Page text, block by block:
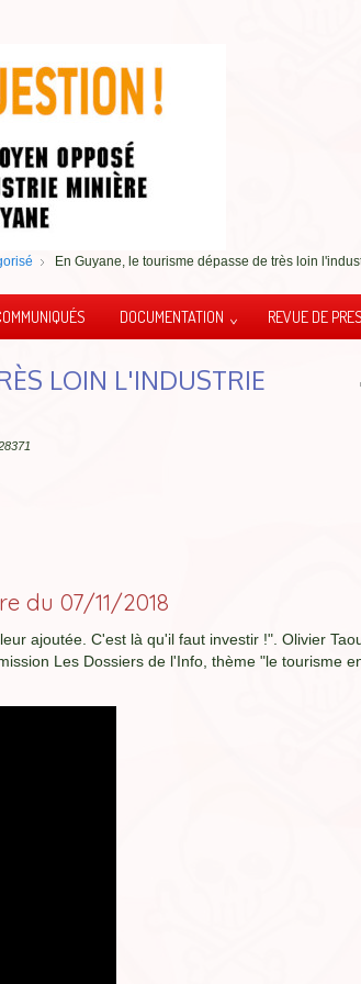
En Guyane, le tourisme dépasse de très loin
DOCUMENTATION REVUE DE
LOIN L'INDUSTRIE
du 07/11/2018
ajoutée. C'est là qu'il faut investir !". Olivier
Les Dossiers de l'Info, thème "le tourisme